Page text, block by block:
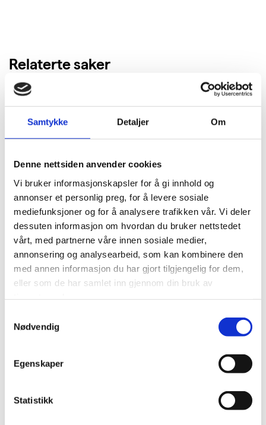
Samtykke Detaljer Om
Denne nettsiden anvender cookies
Vi bruker informasjonskapsler for å gi innhold og
annonser et personlig preg, for å levere sosiale
mediefunksjoner og for å analysere trafikken vår. Vi deler
dessuten informasjon om hvordan du bruker nettstedet
vårt, med partnerne våre innen sosiale medier,
annonsering og analysearbeid, som kan kombinere den
med annen informasjon du har gjort tilgjengelig for dem,
eller som de har samlet inn gjennom din bruk av
Nødvendig
Egenskaper
Statistikk
Relaterte saker